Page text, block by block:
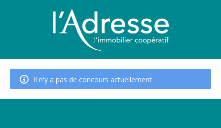
Il n'y a pas de concours actuellement